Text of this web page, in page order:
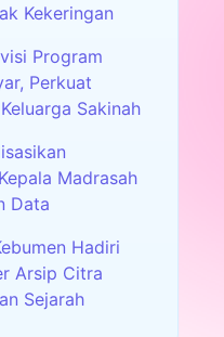
Kekeringan
Program
Perkuat
Sakinah
Madrasah
Data
Hadiri
Arsip Citra
Sejarah